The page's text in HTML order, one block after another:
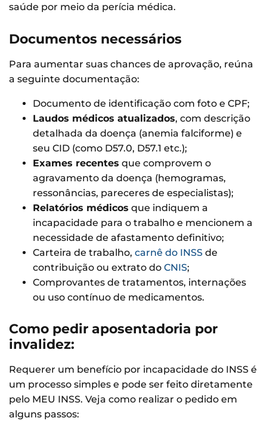
saúde por meio da perícia médica.
Documentos necessários
Para aumentar suas chances de aprovação, reúna
a seguinte documentação:
Documento de identificação com foto e CPF;
Laudos médicos atualizados, com descrição
detalhada da doença (anemia falciforme) e
seu CID (como D57.0, D57.1 etc.);
Exames recentes que comprovem o
agravamento da doença (hemogramas,
ressonâncias, pareceres de especialistas);
Relatórios médicos que indiquem a
incapacidade para o trabalho e mencionem a
necessidade de afastamento definitivo;
Carteira de trabalho, carnê do INSS de
contribuição ou extrato do CNIS;
Comprovantes de tratamentos, internações
ou uso contínuo de medicamentos.
Como pedir aposentadoria por
invalidez:
Requerer um benefício por incapacidade do INSS é
um processo simples e pode ser feito diretamente
pelo MEU INSS. Veja como realizar o pedido em
alguns passos: